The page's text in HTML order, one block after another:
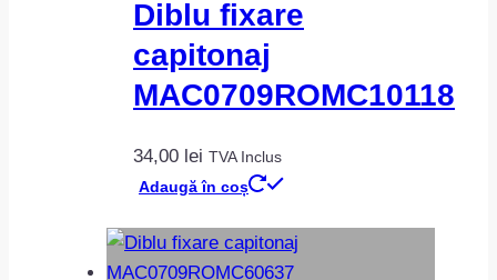
Diblu fixare
capitonaj
MAC0709ROMC10118
34,00 lei TVA Inclus
Adaugă în coș